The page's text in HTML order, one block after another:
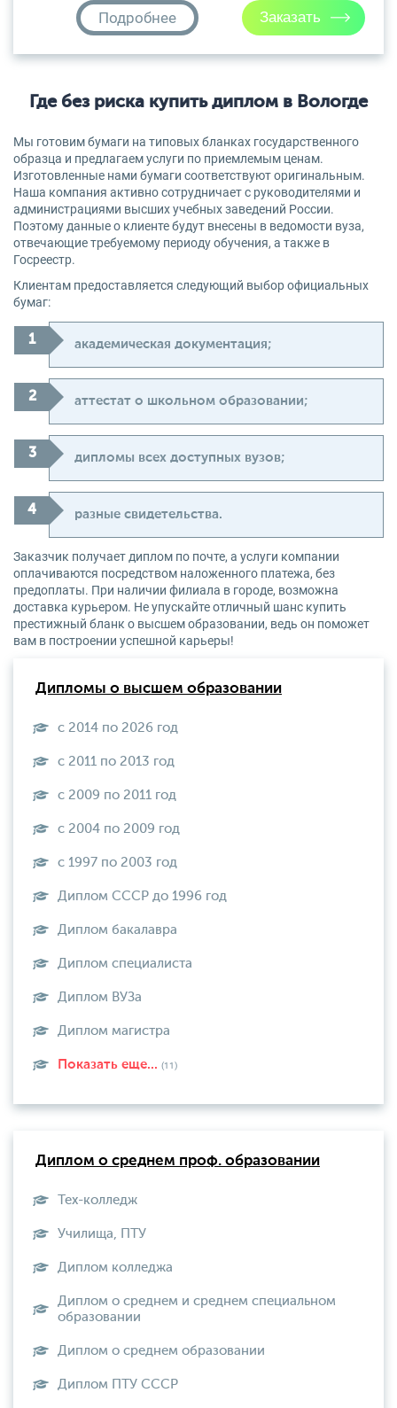
Подробнее
Где без риска купить диплом в Вологде
Мы готовим бумаги на типовых бланках государственного
образца и предлагаем услуги по приемлемым ценам.
Изготовленные нами бумаги соответствуют оригинальным.
Наша компания активно сотрудничает с руководителями и
администрациями высших учебных заведений России.
Поэтому данные о клиенте будут внесены в ведомости вуза,
отвечающие требуемому периоду обучения, а также в
Госреестр.
Клиентам предоставляется следующий выбор официальных
бумаг:
академическая документация;
аттестат о школьном образовании;
дипломы всех доступных вузов;
разные свидетельства.
Заказчик получает диплом по почте, а услуги компании
оплачиваются посредством наложенного платежа, без
предоплаты. При наличии филиала в городе, возможна
доставка курьером. Не упускайте отличный шанс купить
престижный бланк о высшем образовании, ведь он поможет
вам в построении успешной карьеры!
Дипломы о высшем образовании
с 2014 по 2026 год
с 2011 по 2013 год
с 2009 по 2011 год
с 2004 по 2009 год
с 1997 по 2003 год
Диплом СССР до 1996 год
Диплом бакалавра
Диплом специалиста
Диплом ВУЗа
Диплом магистра
Показать еще... (11)
Диплом о среднем проф. образовании
Тех-колледж
Училища, ПТУ
Диплом колледжа
Диплом о среднем и среднем специальном
образовании
Диплом о среднем образовании
Диплом ПТУ СССР